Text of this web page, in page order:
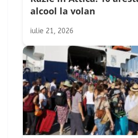
alcool la volan
iulie 21, 2026